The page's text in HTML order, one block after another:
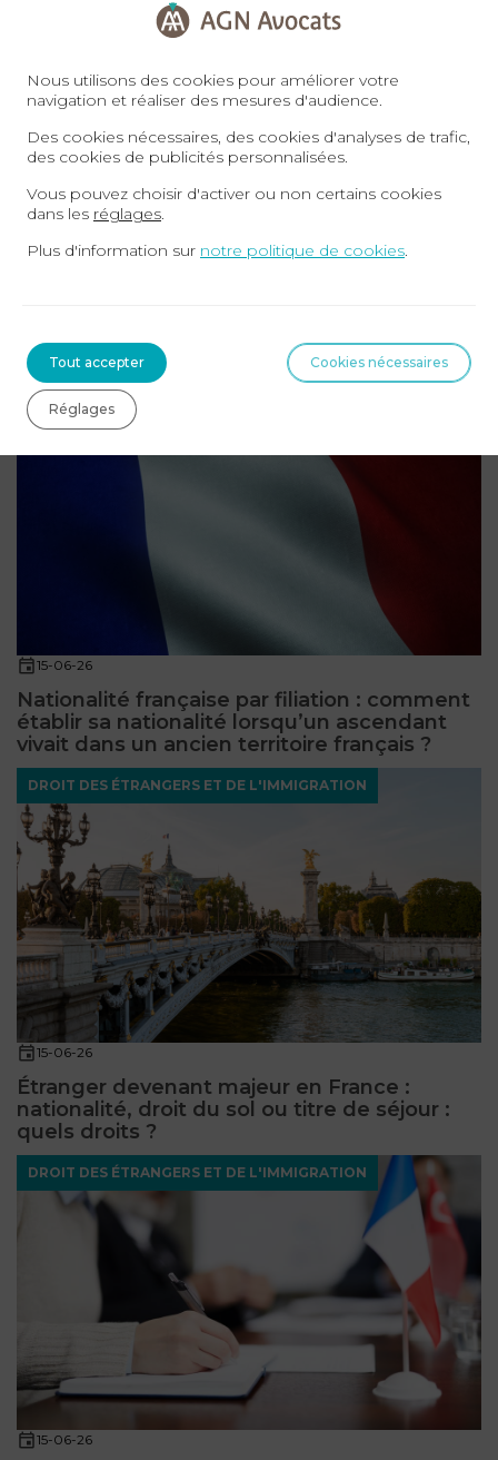
peuvent se tenir en présentiel ou en visio-
directement en ligne sur www.agn-avocats.fr
AGN AVOCATS – Immigration et travailleurs
étrangers
09 72 34 24 72
DROIT DES ÉTRANGERS ET DE L'IMMIGRATION
15-06-26
Nationalité française par filiation : comment
établir sa nationalité lorsqu’un ascendant
vivait dans un ancien territoire français ?
DROIT DES ÉTRANGERS ET DE L'IMMIGRATION
15-06-26
Étranger devenant majeur en France :
nationalité, droit du sol ou titre de séjour :
quels droits ?
DROIT DES ÉTRANGERS ET DE L'IMMIGRATION
15-06-26
Nous utilisons des cookies pour améliorer votre
navigation et réaliser des mesures d'audience.
Des cookies nécessaires, des cookies d'analyses de trafic,
des cookies de publicités personnalisées.
Vous pouvez choisir d'activer ou non certains cookies
dans les réglages.
Plus d'information sur notre politique de cookies.
Tout accepter Cookies nécessaires
Réglages